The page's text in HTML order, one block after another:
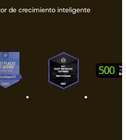
de crecimiento inteligente